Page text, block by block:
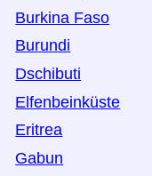
Burkina Faso
Burundi
Dschibuti
Elfenbeinküste
Eritrea
Gabun